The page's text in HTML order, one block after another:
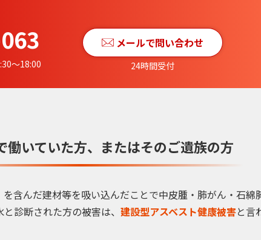
〜18:00
メールで問い合わせ
24時間受付
いていた方、 またはそのご遺族の方
含んだ建材等を吸い込んだことで中皮腫・肺がん・石綿
診断された方の被害は、 建設型アスベスト健康被害と言